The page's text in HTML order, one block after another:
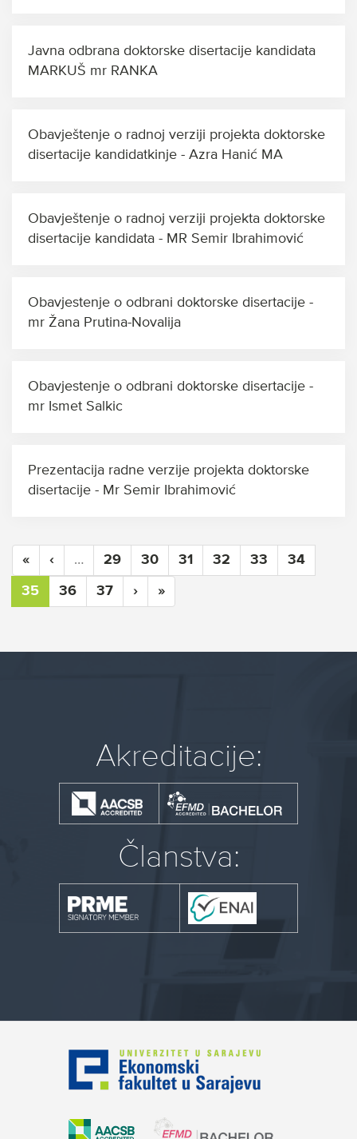
Javna odbrana doktorske disertacije kandidata
MARKUŠ mr RANKA
Obavještenje o radnoj verziji projekta doktorske
disertacije kandidatkinje - Azra Hanić MA
Obavještenje o radnoj verziji projekta doktorske
disertacije kandidata - MR Semir Ibrahimović
Obavjestenje o odbrani doktorske disertacije -
mr Žana Prutina-Novalija
Obavjestenje o odbrani doktorske disertacije -
mr Ismet Salkic
Prezentacija radne verzije projekta doktorske
disertacije - Mr Semir Ibrahimović
« ‹ … 29 30 31 32 33 34
35 36 37 › »
Akreditacije:
Članstva: